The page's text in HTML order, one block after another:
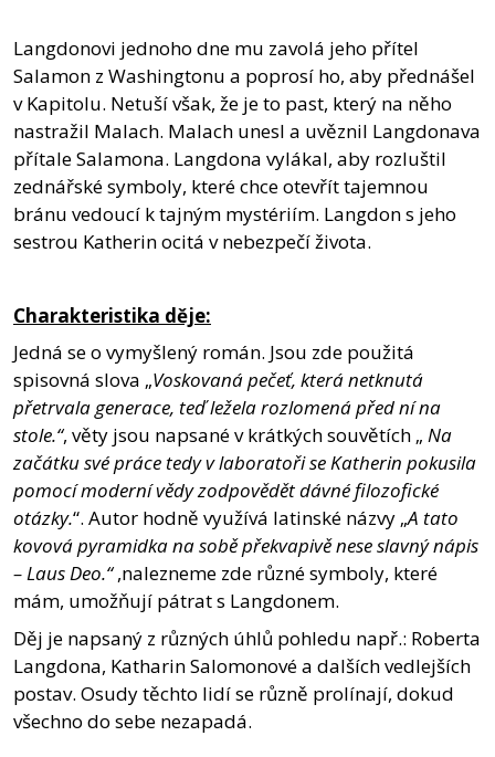
Langdonovi jednoho dne mu zavolá jeho přítel
Salamon z Washingtonu a poprosí ho, aby přednášel
v Kapitolu. Netuší však, že je to past, který na něho
nastražil Malach. Malach unesl a uvěznil Langdonava
přítale Salamona. Langdona vylákal, aby rozluštil
zednářské symboly, které chce otevřít tajemnou
bránu vedoucí k tajným mystériím. Langdon s jeho
sestrou Katherin ocitá v nebezpečí života.
Charakteristika děje:
Jedná se o vymyšlený román. Jsou zde použitá
spisovná slova „Voskovaná pečeť, která netknutá
přetrvala generace, teď ležela rozlomená před ní na
stole.“, věty jsou napsané v krátkých souvětích „ Na
začátku své práce tedy v laboratoři se Katherin pokusila
pomocí moderní vědy zodpovědět dávné filozofické
otázky.“. Autor hodně využívá latinské názvy „A tato
kovová pyramidka na sobě překvapivě nese slavný nápis
– Laus Deo.“,nalezneme zde různé symboly, které
mám, umožňují pátrat s Langdonem.
Děj je napsaný z různých úhlů pohledu např.: Roberta
Langdona, Katharin Salomonové a dalších vedlejších
postav. Osudy těchto lidí se různě prolínají, dokud
všechno do sebe nezapadá.